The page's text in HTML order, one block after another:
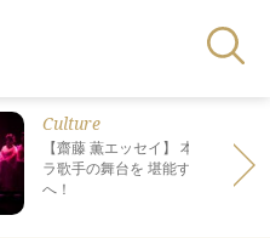
Culture
【齋藤 薫エッセイ】 本場で日本
ラ歌手の舞台を 堪能する、格別の
へ！